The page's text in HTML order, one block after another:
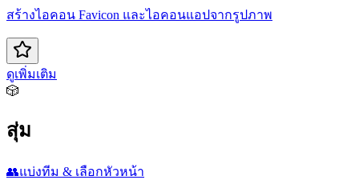
สร้างไอคอน Favicon และไอคอนแอปจากรูปภาพ
ดูเพิ่มเติม
🎲
สุ่ม
👥แบ่งทีม & เลือกหัวหน้า